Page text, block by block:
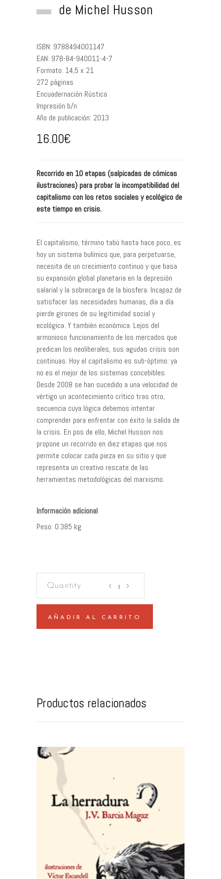
de Michel Husson
ISBN: 9788494001147
EAN: 978-84-940011-4-7
Formato: 14,5 x 21
272 páginas
Encuadernación Rústica
Impresión b/n
Año de publicación: 2013
16.00€
Recorrido en 10 etapas (salpicadas de cómicas
ilustraciones) para probar la incompatibilidad del
capitalismo con los retos sociales y ecológico de
este tiempo en crisis.
El capitalismo, término tabú hasta hace poco, es
hoy un sistema bulímico que, para perpetuarse,
necesita de un crecimiento continuo y que basa
su expansión global planetaria en la depresión
salarial y la sobrecarga de la biosfera. Incapaz de
satisfacer las necesidades humanas, día a día
pierde girones de su legitimidad social y
ecológica. Y también económica. Lejos del
armonioso funcionamiento de los mercados que
predican los neoliberales, sus agudas crisis son
continuas. Hoy el capitalismo es sub-óptimo: ya
no es el mejor de los sistemas concebibles.
Desde 2008 se han sucedido a una velocidad de
vértigo un acontecimiento crítico tras otro,
secuencia cuya lógica debemos intentar
comprender para enfrentar con éxito la salida de
la crisis. En pos de ello, Michel Husson nos
propone un recorrido en diez etapas que nos
permite colocar cada pieza en su sitio y que
representa un creativo rescate de las
herramientas metodológicas del marxismo.
Peso 0.385 kg
capitalismo
AÑADIR AL CARRITO
Productos relacionados
AÑADIR AL CARRITO